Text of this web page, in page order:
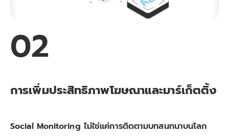
02
การเพิ่มประสิทธิภาพโฆษณาและมาร์เก็ตติ้ง
Social Monitoring ไม่ใช่แค่การติดตามบทสนทนาบนโลก